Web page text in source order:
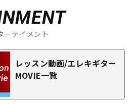
ーテイメント
レッスン動画/エレキギター
MOVIE一覧